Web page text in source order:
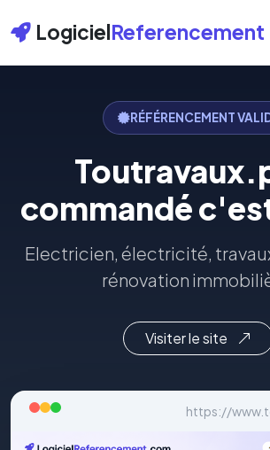
LogicielReferencement
RÉFÉRENCEMENT
commandé
Electricien, électricité,
rénovation
Visiter le site
https://